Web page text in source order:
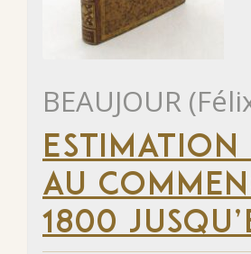
BEAUJOUR
ESTIMATION
AU
1800